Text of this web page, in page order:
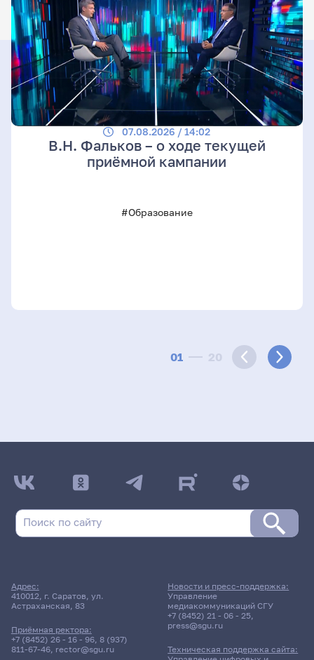
01 20
07.08.2026 / 14:02
В.Н. Фальков – о ходе текущей
приёмной кампании
#Образование
Адрес:
410012, г. Саратов, ул.
Астраханская, 83
Приёмная ректора:
+7 (8452) 26 - 16 - 96, 8 (937)
811-67-46, rector@sgu.ru
Новости и пресс-поддержка:
Управление
медиакоммуникаций СГУ
+7 (8452) 21 - 06 - 25,
press@sgu.ru
Техническая поддержка сайта: